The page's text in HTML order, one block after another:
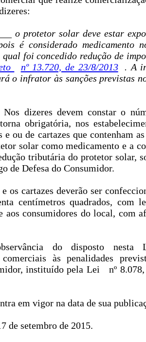
o protetor solar deve estar
é considerado medicamento
foi concedido redução de
nº 13.720, de 23/8/2013
. A
o infrator às sanções previstas
Nos dizeres devem constar o
obrigatória, nos
e ou de cartazes que contenham
solar como medicamento e a
tributária do protetor solar,
de Defesa do Consumidor.
os cartazes deverão ser
centímetros quadrados, com
aos consumidores do local, com
do disposto nesta
comerciais às penalidades
instituído pela Lei
nº
em vigor na data de sua
de setembro de 2015.